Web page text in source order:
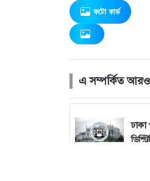
ফটো কার্ড
এ সম্পর্কিত
ঢাকা